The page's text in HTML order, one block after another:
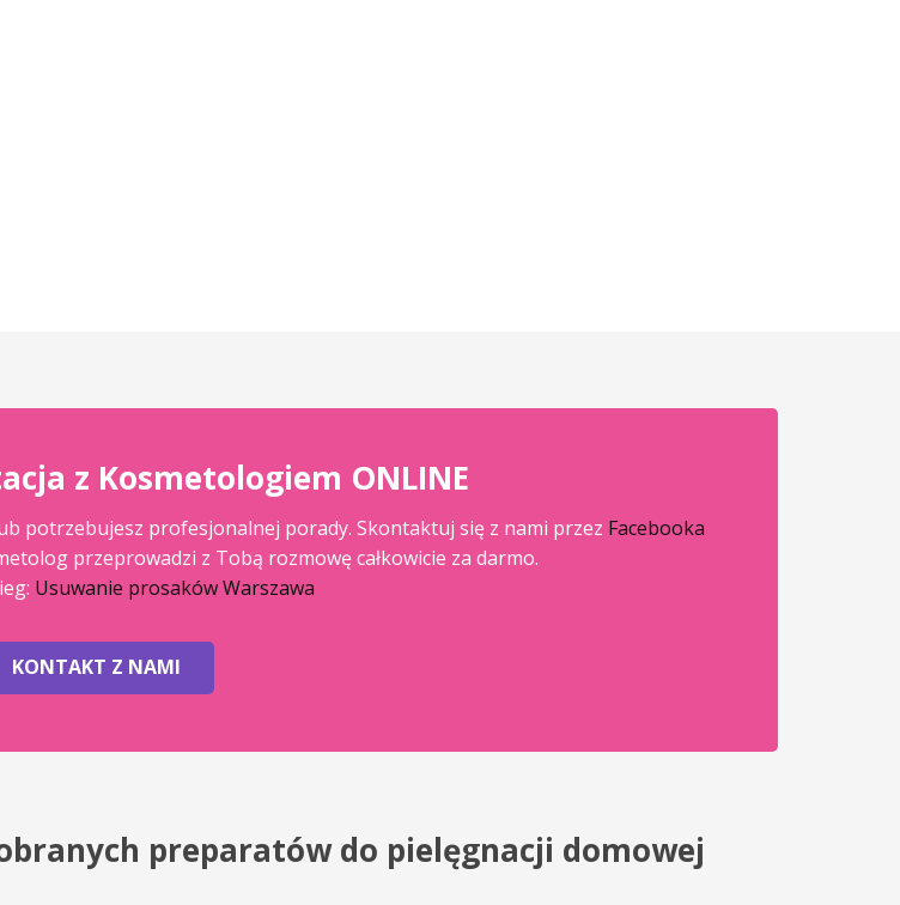
z Kosmetologiem ONLINE
potrzebujesz profesjonalnej porady. Skontaktuj się z nami przez Facebooka
przeprowadzi z Tobą rozmowę całkowicie za darmo.
Usuwanie prosaków Warszawa
KONTAKT Z NAMI
preparatów do pielęgnacji domowej